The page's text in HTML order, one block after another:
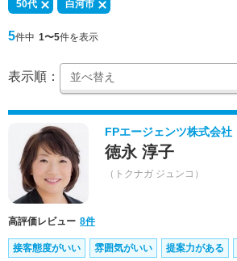
50代 白河市
5件中 1〜5件を表示
表示順：
FPエージェンツ株式会社
徳永 淳子
（トクナガ ジュンコ）
高評価レビュー 8件
接客態度がいい 雰囲気がいい 提案力がある